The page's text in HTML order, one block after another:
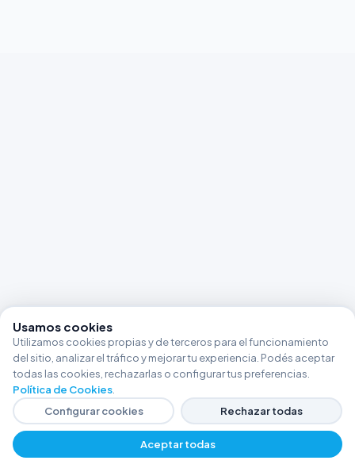
$ 67072,41 + Agregar
Usamos cookies
Utilizamos cookies propias y de terceros para el funcionamiento
del sitio, analizar el tráfico y mejorar tu experiencia. Podés aceptar
todas las cookies, rechazarlas o configurar tus preferencias.
Política de Cookies
Configurar cookies
Rechazar todas
Aceptar todas